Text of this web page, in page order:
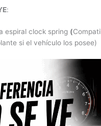
:
espiral clock spring (
si el vehículo los posee)